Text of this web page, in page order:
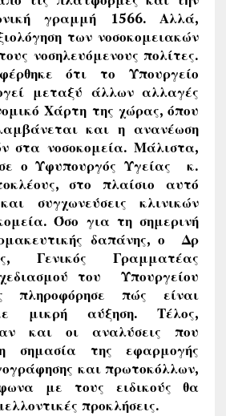
γραμμή 1566. Αλλά,
των νοσοκομειακών
νοσηλευόμενους πολίτες.
ότι το Υπουργείο
μεταξύ άλλων αλλαγές
Χάρτη της χώρας, όπου
και η ανανέωση
στα νοσοκομεία. Μάλιστα,
ο Υφυπουργός Υγείας κ.
στο πλαίσιο αυτό
συγχωνεύσεις κλινικών
Όσο για τη σημερινή
δαπάνης, ο Δρ
Γενικός Γραμματέας
του Υπουργείου
πώς είναι
μικρή αύξηση. Τέλος,
και οι αναλύσεις που
σημασία της εφαρμογής
και πρωτοκόλλων,
με τους ειδικούς θα
προκλήσεις.